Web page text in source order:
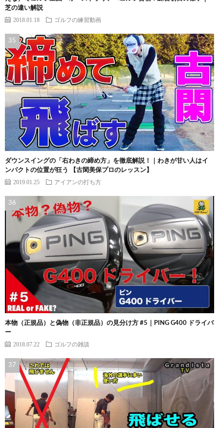
芝の違い解説
2018.01.18 ゴルフの練習動画
ダウンスイングの「右わきの締め方」を徹底解説！｜わきが甘い人はイ
ンパクトの位置が狂う 【古閑美保プロのレッスン】
2019.01.25 アイアンの打ち方
本物（正規品）と偽物（非正規品）の見分け方 #5｜PING G400 ドライバ
ー
2018.07.22 ゴルフの雑談